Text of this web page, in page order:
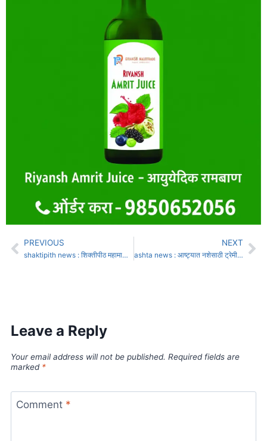
PREVIOUS
shaktipith news : शिक्तीपीठ महामार्गासाठी सुधारित अधिसूचना जारी; कोल्हापूर जिल्ह्यातील 8 तालुके, 78 गावांचा समावेश
NEXT
ashta news : आष्ट्यात नशेसाठी ट्रेमीमाईड इंजेक्शनच्या विक्रीचा पर्दाफाश
Leave a Reply
Your email address will not be published. Required fields are
marked *
Comment *